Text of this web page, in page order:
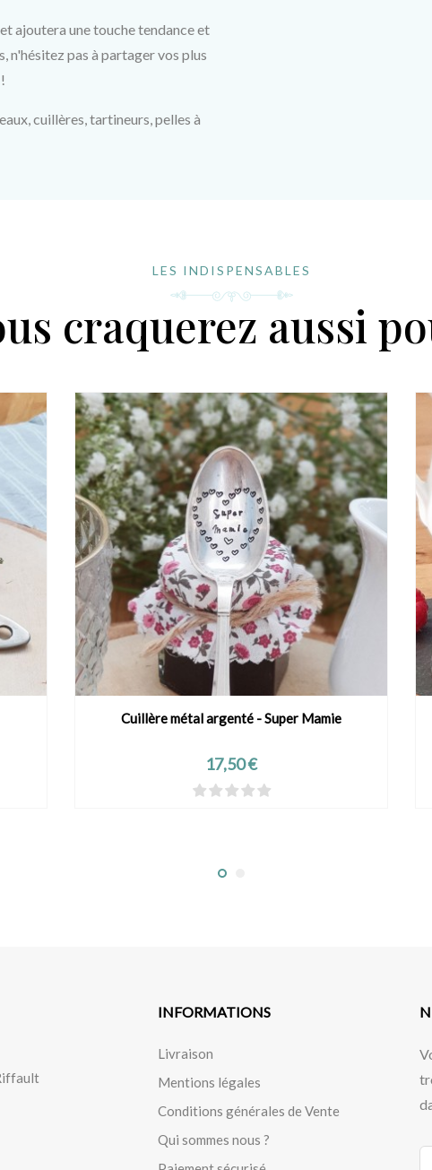
ajoutera une touche tendance et
n'hésitez pas à partager vos plus
cuillères, tartineurs, pelles à
LES INDISPENSABLES
craquerez aussi
Cuillère métal argenté - Super Mamie
Prix
17,50 €
INFORMATIONS
Livraison
Mentions légales
Conditions générales de Vente
Qui sommes nous ?